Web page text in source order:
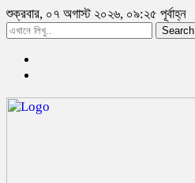
শুক্রবার, ০৭ অগাস্ট ২০২৬, ০৯:২৫ পূর্বাহ্ন
Search